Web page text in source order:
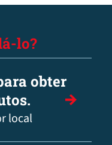
lo?
obter
local